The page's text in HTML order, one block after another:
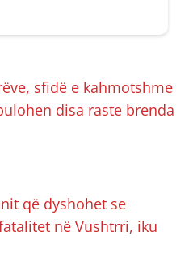
sfidë e kahmotshme
disa raste brenda
që dyshohet se
në Vushtrri, iku